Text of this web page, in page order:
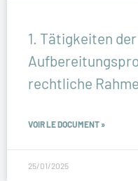
1. Tätigkeiten der
rechtliche
VOIR LE DOCUMENT »
25/01/2025